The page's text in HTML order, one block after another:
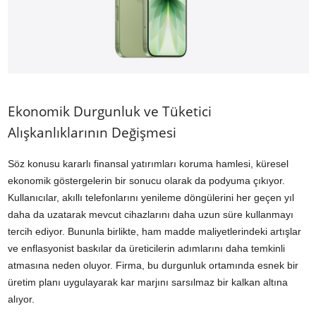
Ekonomik Durgunluk ve Tüketici
Alışkanlıklarının Değişmesi
Söz konusu kararlı finansal yatırımları koruma hamlesi, küresel
ekonomik göstergelerin bir sonucu olarak da podyuma çıkıyor.
Kullanıcılar, akıllı telefonlarını yenileme döngülerini her geçen yıl
daha da uzatarak mevcut cihazlarını daha uzun süre kullanmayı
tercih ediyor. Bununla birlikte, ham madde maliyetlerindeki artışlar
ve enflasyonist baskılar da üreticilerin adımlarını daha temkinli
atmasına neden oluyor. Firma, bu durgunluk ortamında esnek bir
üretim planı uygulayarak kar marjını sarsılmaz bir kalkan altına
alıyor.